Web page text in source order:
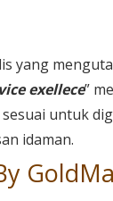
yang
exellece”
untuk
idaman.